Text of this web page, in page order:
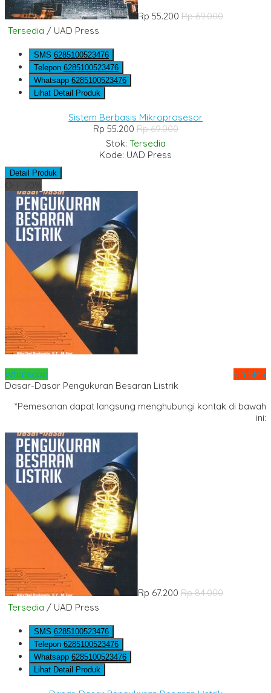
Rp 55.200 Rp 69.000
Tersedia / UAD Press
SMS 6285100523476
Telepon 6285100523476
Whatsapp 6285100523476
Lihat Detail Produk
Sistem Berbasis Mikroprosesor
Rp 55.200Rp 69.000
Stok: Tersedia
Kode: UAD Press
Detail Produk
OFF 20%
Whatsapp
via SMS
Dasar-Dasar Pengukuran Besaran Listrik
*Pemesanan dapat langsung menghubungi kontak di bawah
ini:
Rp 67.200 Rp 84.000
Tersedia / UAD Press
SMS 6285100523476
Telepon 6285100523476
Whatsapp 6285100523476
Lihat Detail Produk